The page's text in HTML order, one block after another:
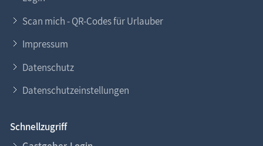
Scan mich - QR-Codes für Urlauber
Impressum
Datenschutz
Datenschutzeinstellungen
Schnellzugriff